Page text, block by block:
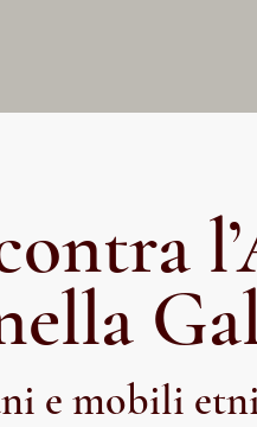
e mobili